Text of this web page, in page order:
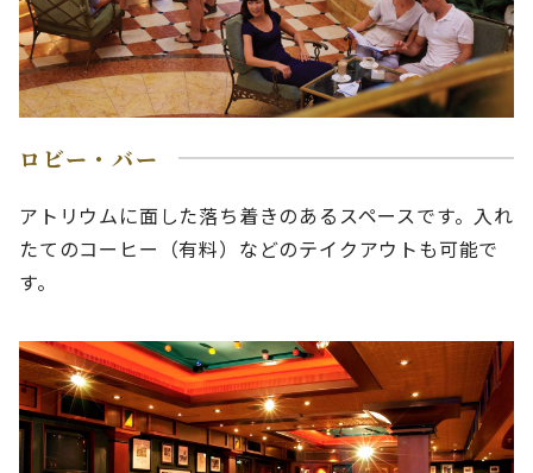
ロビー・バー
アトリウムに面した落ち着きのあるスペースです。入れ
たてのコーヒー（有料）などのテイクアウトも可能で
す。